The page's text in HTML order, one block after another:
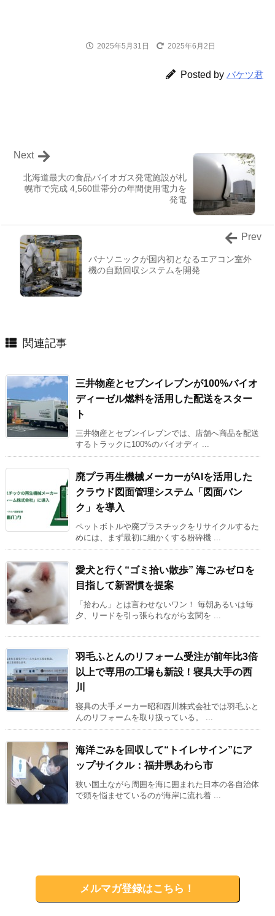
2025年5月31日 2025年6月2日
Posted by バケツ君
北海道最大の食品バイオガス発電施設が札
幌市で完成 4,560世帯分の年間使用電力を
発電
Next
パナソニックが国内初となるエアコン室外
機の自動回収システムを開発
Prev
関連記事
三井物産とセブンイレブンが100%バイオ
ディーゼル燃料を活用した配送をスター
ト
三井物産とセブンイレブンでは、店舗へ商品を配送
するトラックに100%のバイオディ ...
廃プラ再生機械メーカーがAIを活用した
クラウド図面管理システム「図面バン
ク」を導入
ペットボトルや廃プラスチックをリサイクルするた
めには、まず最初に細かくする粉砕機 ...
愛犬と行く“ゴミ拾い散歩” 海ごみゼロを
目指して新習慣を提案
「拾わん」とは言わせないワン！ 毎朝あるいは毎
夕、リードを引っ張られながら玄関を ...
羽毛ふとんのリフォーム受注が前年比3倍
以上で専用の工場も新設！寝具大手の西
川
寝具の大手メーカー昭和西川株式会社では羽毛ふと
んのリフォームを取り扱っている。 ...
海洋ごみを回収して“トイレサイン”にア
ップサイクル：福井県あわら市
狭い国土ながら周囲を海に囲まれた日本の各自治体
で頭を悩ませているのが海岸に流れ着 ...
メルマガ登録はこちら！